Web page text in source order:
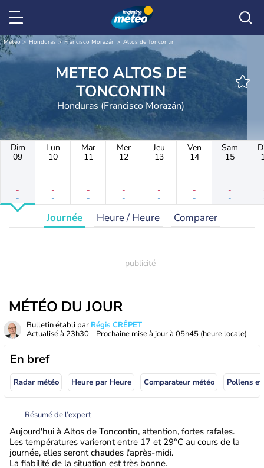
Météo Honduras Francisco Morazán Altos de Toncontin
METEO ALTOS DE
TONCONTIN
Honduras (Francisco Morazán)
Dim
09
-
-
Lun
10
-
-
Mar
11
-
-
Mer
12
-
-
Jeu
13
-
-
Ven
14
-
-
Sam
15
-
-
Journée Heure / Heure Comparer
MÉTÉO DU JOUR
Bulletin établi par Régis CRÊPET
Actualisé à 23h30 - Prochaine mise à jour à 05h45 (heure locale)
En bref
Radar météo Heure par Heure Comparateur météo Pollens
Résumé de l’expert
Aujourd'hui à Altos de Toncontin, attention, fortes rafales.
Les températures varieront entre 17 et 29°C au cours de la
journée, elles seront chaudes l'après-midi.
La fiabilité de la situation est très bonne.